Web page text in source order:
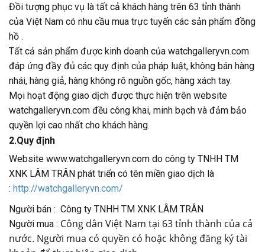
Đồi tượng phục vụ là tất cả khách hàng trên 63 tỉnh thành
của Việt Nam có nhu cầu mua trực tuyến các sản phẩm đồng
hồ .
Tất cả sản phẩm được kinh doanh của watchgalleryvn.com
đáp ứng đầy đủ các quy định của pháp luật, không bán hàng
nhái, hàng giả, hàng không rõ nguồn gốc, hàng xách tay.
Mọi hoạt động giao dịch được thực hiện trên website
watchgalleryvn.com đều công khai, minh bạch và đảm bảo
quyền lợi cao nhất cho khách hàng.
2.Quy định
Website www.watchgalleryvn.com do công ty TNHH TM
XNK LÂM TRÂN phát triển có tên miền giao dịch là
: http://watchgalleryvn.com/
Người bán : Công ty TNHH TM XNK LÂM TRÂN
Người mua : Công dân Việt Nam tại 63 tỉnh thành của cả
nước. Người mua có quyền có hoặc không đăng ký tài